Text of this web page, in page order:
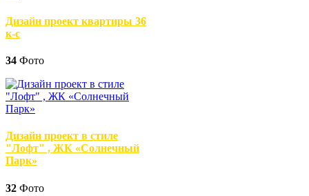
Дизайн проект квартиры 36
к-с
34 Фото
Дизайн проект в стиле
"Лофт" , ЖК «Солнечный
Парк»
32 Фото